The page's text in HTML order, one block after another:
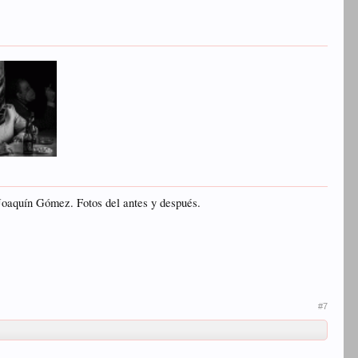
Gómez. Fotos del antes y después.
#7